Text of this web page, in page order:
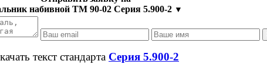
набивной ТМ 90-02 Серия 5.900-2 ▼
текст стандарта Серия 5.900-2